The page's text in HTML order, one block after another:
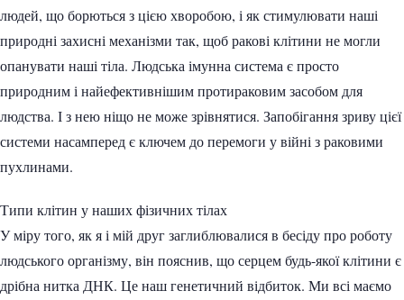
людей, що борються з цією хворобою, і як стимулювати наші
природні захисні механізми так, щоб ракові клітини не могли
опанувати наші тіла. Людська імунна система є просто
природним і найефективнішим протираковим засобом для
людства. І з нею ніщо не може зрівнятися. Запобігання зриву цієї
системи насамперед є ключем до перемоги у війні з раковими
пухлинами.
Типи клітин у наших фізичних тілах
У міру того, як я і мій друг заглиблювалися в бесіду про роботу
людського організму, він пояснив, що серцем будь-якої клітини є
дрібна нитка ДНК. Це наш генетичний відбиток. Ми всі маємо